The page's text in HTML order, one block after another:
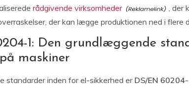
rådgivende virksomheder
, der
der kan lægge produktionen ned i flere
1: Den grundlæggende
maskiner
standarder inden for el-sikkerhed erDS/EN